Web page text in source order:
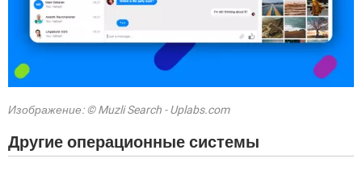
Изображение: © Muzli Search - Uplabs.com
Другие операционные системы